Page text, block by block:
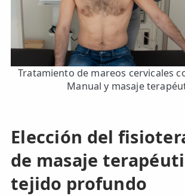
Tratamiento de mareos cervicales
Manual y masaje
Elección del
de masaje
tejido profundo